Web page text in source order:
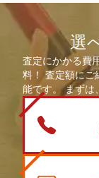
選
査定にかかる費
料！ 査定額にご
能です。 まずは